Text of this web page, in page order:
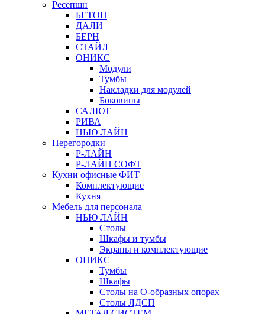
Ресепшн
БЕТОН
ДАЛИ
БЕРН
СТАЙЛ
ОНИКС
Модули
Тумбы
Накладки для модулей
Боковины
САЛЮТ
РИВА
НЬЮ ЛАЙН
Перегородки
Р-ЛАЙН
Р-ЛАЙН СОФТ
Кухни офисные ФИТ
Комплектующие
Кухня
Мебель для персонала
НЬЮ ЛАЙН
Столы
Шкафы и тумбы
Экраны и комплектующие
ОНИКС
Тумбы
Шкафы
Столы на О-образных опорах
Столы ЛДСП